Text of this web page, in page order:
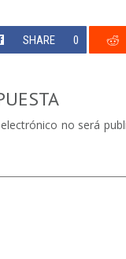
SHARE 0
no será